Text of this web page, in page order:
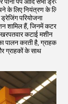
के लिए नियंत्रण के लिए
परियोजना
शामिल हैं, जिनमें कटर
कटाई मशीन
पालन करती है, ग्राहक
ग्राहकों के साथ